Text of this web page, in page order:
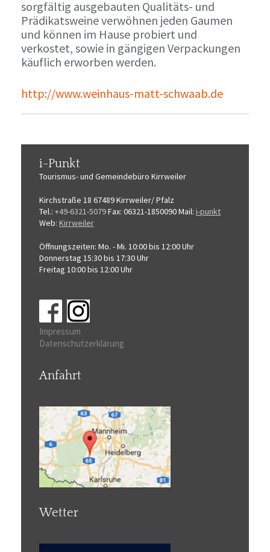
sorgfältig ausgebauten Qualitäts- und
Prädikatsweine verwöhnen jeden Gaumen
und können im Hause probiert und
verkostet, sowie in gängigen Verpackungen
käuflich erworben werden.
http://www.weinhaus-matt-schwaab.de
i-Punkt
Tourismus-und Gemeindebüro Kirrweiler
Kirchstraße 18 67489 Kirrweiler/ Pfalz
Tel.: +49-6321-5079Fax: 06321-1850090Mail: i-punkt
Web: Kirrweiler
Öffnungszeiten: Mo. - Mi. 10:00 bis 12:00 Uhr
Donnerstag 15:30 bis 17:30 Uhr
Freitag 10:00 bis 12:00 Uhr
Impressum
Datenschutzerklärung
Anfahrt
Wetter